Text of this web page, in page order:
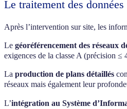
Le traitement des
Après l’intervention sur site, les
Le géoréférencement des réseaux
exigences de la classe A (précision ≤
La production de plans détaillés
réseaux mais également leur
L’intégration au Système